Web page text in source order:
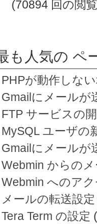
(70894 回の閲
も人気の ペ
PHPが動作しな
Gmailにメールが
FTP サービスの
MySQL ユーザの
Gmailにメールが
Webmin からの
Webmin へのア
メールの転送設定
Tera Term の設定